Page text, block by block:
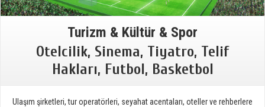
Turizm & Kültür & Spor
Otelcilik, Sinema, Tiyatro, Telif
Hakları, Futbol, Basketbol
Ulaşım şirketleri, tur operatörleri, seyahat acentaları, oteller ve rehberlere